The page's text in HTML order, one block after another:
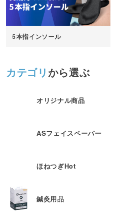
5本指インソール
カテゴリから選ぶ
オリジナル商品
ASフェイスペーパー
ほねつぎHot
鍼灸用品